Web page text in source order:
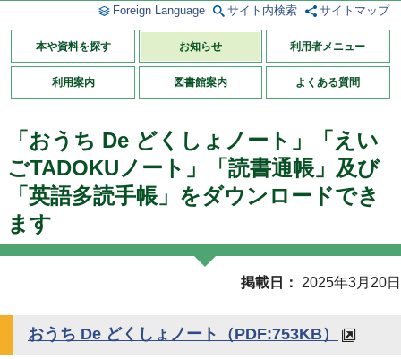
Foreign Language サイト内検索 サイトマップ
本や資料を探す お知らせ 利用者メニュー
利用案内 図書館案内 よくある質問
「おうち De どくしょノート」「えい
ごTADOKUノート」「読書通帳」及び
「英語多読手帳」をダウンロードでき
ます
掲載日 2025年3月20日
おうち De どくしょノート （PDF:753KB）